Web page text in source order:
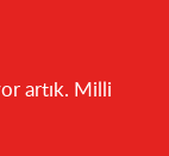
artık. Milli